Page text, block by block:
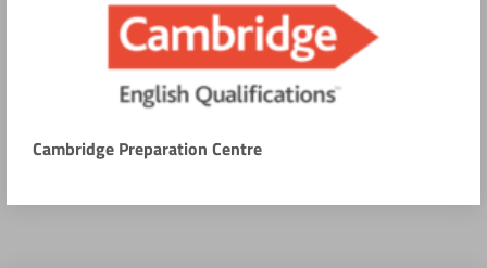
Cambridge Preparation Centre